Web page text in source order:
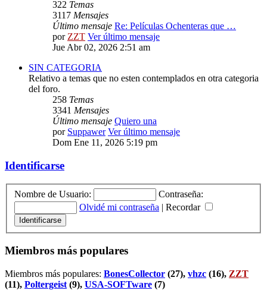
322 Temas
3117 Mensajes
Último mensaje Re: Películas Ochenteras que …
porZZT Ver último mensaje
Jue Abr 02, 2026 2:51 am
SIN CATEGORIA
Relativo a temas que no esten contemplados en otra categoria
del foro.
258 Temas
3341 Mensajes
Último mensaje Quiero una
por Suppawer Ver último mensaje
Dom Ene 11, 2026 5:19 pm
Identificarse
Nombre de Usuario:
Contraseña:
Olvidé mi contraseña | Recordar
Miembros más populares
Miembros más populares: BonesCollector (27), vhzc (16), ZZT
(11), Poltergeist (9), USA-SOFTware (7)